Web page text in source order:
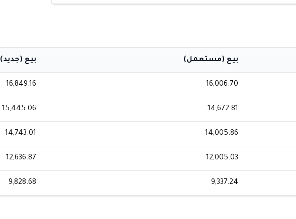
بيع (مستعمل) بيع (جديد)
16,006.70
16,849.16
14,672.81
15,445.06
14,005.86
14,743.01
12,005.03
12,636.87
9,337.24
9,828.68